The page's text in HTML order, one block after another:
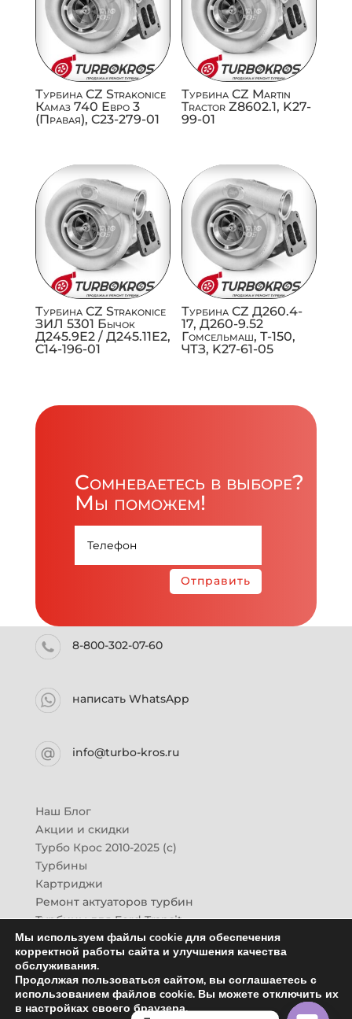
Турбина CZ Strakonice
Камаз 740 Евро 3
(Правая), C23-279-01
Турбина CZ Martin
Tractor Z8602.1, K27-
99-01
Турбина CZ Strakonice
ЗИЛ 5301 Бычок
Д245.9Е2 / Д245.11Е2,
C14-196-01
Турбина CZ Д260.4-
17, Д260-9.52
Гомсельмаш, Т-150,
ЧТЗ, K27-61-05
Сомневаетесь в выборе?
Мы поможем!
Отправить
8-800-302-07-60
написать WhatsApp
info@turbo-kros.ru
Наш Блог
Акции и скидки
Турбо Крос 2010-2025 (с)
Турбины
Картриджи
Ремонт актуаторов турбин
Турбины для Ford Transit
Турбины для Mazda CX-7
Картридж для ГАЗон-Next
Турбины HINO (Хино)
Купить новую турбину
Контакты
Мы используем файлы cookie для обеспечения
корректной работы сайта и улучшения качества
обслуживания.
Продолжая пользоваться сайтом, вы соглашаетесь с
использованием файлов cookie. Вы можете отключить их
в настройках своего браузера.